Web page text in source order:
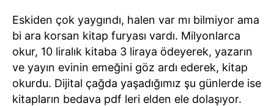
Eskiden çok yaygındı, halen var mı bilmiyor ama
bi ara korsan kitap furyası vardı. Milyonlarca
okur, 10 liralık kitaba 3 liraya ödeyerek, yazarın
ve yayın evinin emeğini göz ardı ederek, kitap
okurdu. Dijital çağda yaşadığımız şu günlerde ise
kitapların bedava pdf leri elden ele dolaşıyor.